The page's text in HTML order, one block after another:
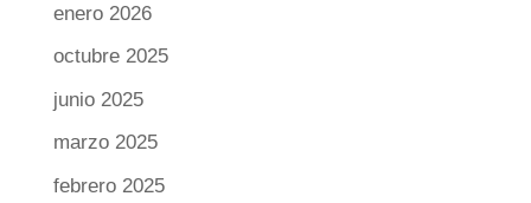
enero 2026
octubre 2025
junio 2025
marzo 2025
febrero 2025